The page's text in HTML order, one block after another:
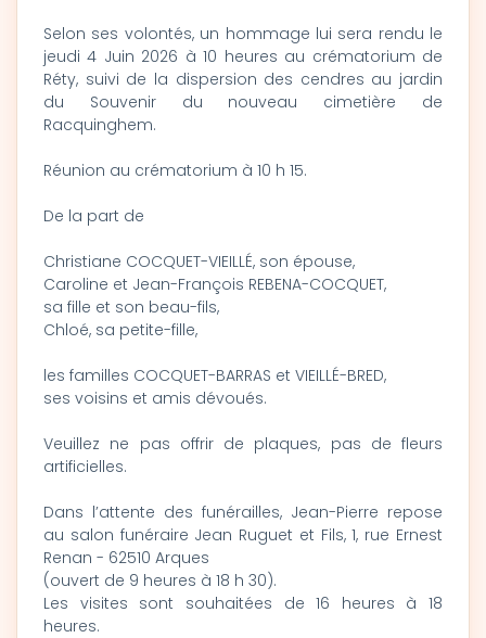
Selon ses volontés, un hommage lui sera rendu le
jeudi 4 Juin 2026 à 10 heures au crématorium de
Réty, suivi de la dispersion des cendres au jardin
du Souvenir du nouveau cimetière de
Racquinghem.
Réunion au crématorium à 10 h 15.
De la part de
Christiane COCQUET-VIEILLÉ, son épouse,
Caroline et Jean-François REBENA-COCQUET,
sa fille et son beau-fils,
Chloé, sa petite-fille,
les familles COCQUET-BARRAS et VIEILLÉ-BRED,
ses voisins et amis dévoués.
Veuillez ne pas offrir de plaques, pas de fleurs
artificielles.
Dans l’attente des funérailles, Jean-Pierre repose
au salon funéraire Jean Ruguet et Fils, 1, rue Ernest
Renan - 62510 Arques
(ouvert de 9 heures à 18 h 30).
Les visites sont souhaitées de 16 heures à 18
heures.